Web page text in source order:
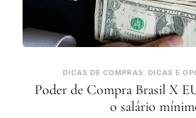
DICAS DE COMPRAS DICAS E
Poder de Compra Brasil X
o salário